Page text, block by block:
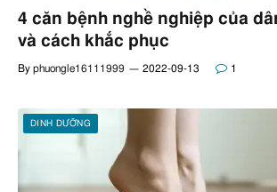
4 căn bệnh nghề nghiệp của
và cách khắc phục
By phuongle16111999 2022-09-13 1
DINH DƯỠNG